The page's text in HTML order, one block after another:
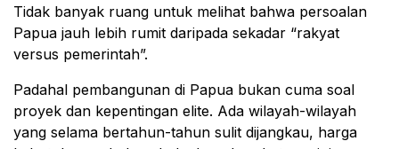
Tidak banyak ruang untuk melihat bahwa persoalan
Papua jauh lebih rumit daripada sekadar “rakyat
versus pemerintah”.
Padahal pembangunan di Papua bukan cuma soal
proyek dan kepentingan elite. Ada wilayah-wilayah
yang selama bertahun-tahun sulit dijangkau, harga